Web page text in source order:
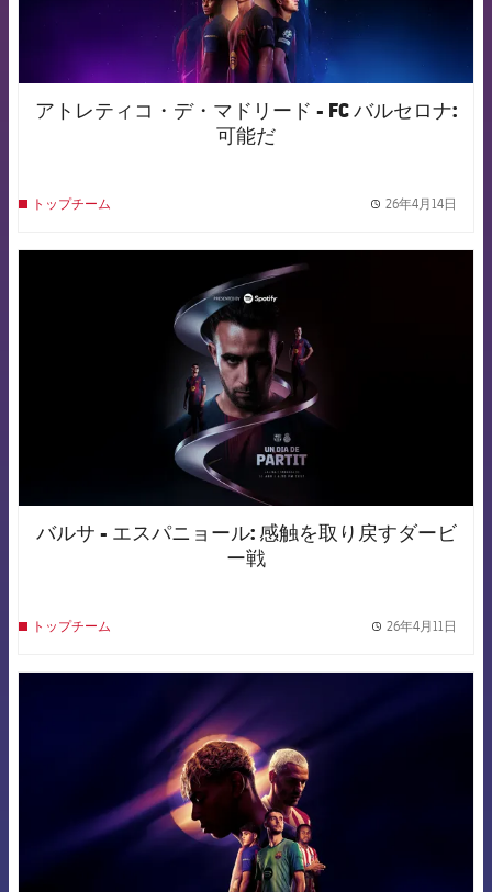
アトレティコ・デ・マドリード - FC バルセロナ:
可能だ
トップチーム 26年4月14日
FCB Barcelona badge
バルサ - エスパニョール: 感触を取り戻すダービ
ー戦
トップチーム 26年4月11日